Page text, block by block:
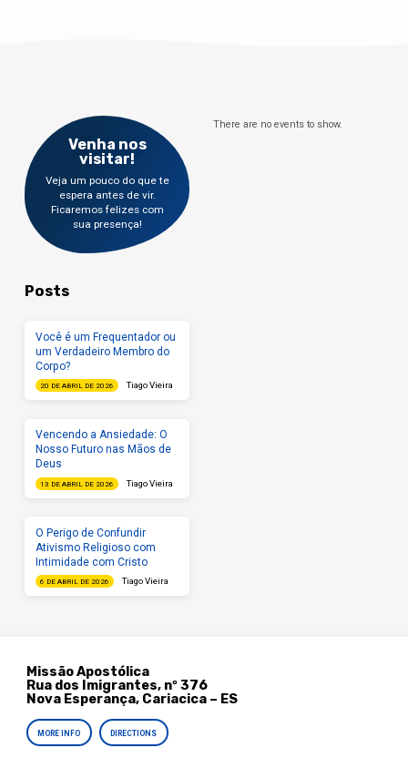
Venha nos
visitar!
Veja um pouco do que te
espera antes de vir.
Ficaremos felizes com
sua presença!
There are no events to show.
Posts
Você é um Frequentador ou
um Verdadeiro Membro do
Corpo?
20 DE ABRIL DE 2026 Tiago Vieira
Vencendo a Ansiedade: O
Nosso Futuro nas Mãos de
Deus
13 DE ABRIL DE 2026 Tiago Vieira
O Perigo de Confundir
Ativismo Religioso com
Intimidade com Cristo
6 DE ABRIL DE 2026 Tiago Vieira
Missão Apostólica
Rua dos Imigrantes, nº 376
Nova Esperança, Cariacica – ES
MORE INFO DIRECTIONS